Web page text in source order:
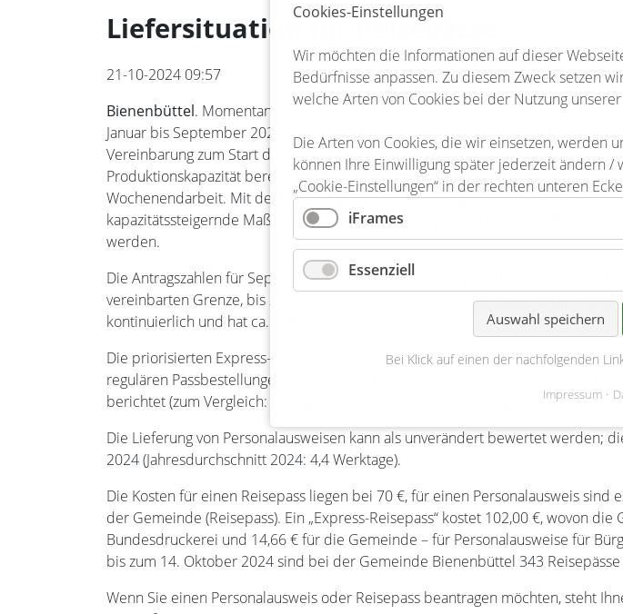
Liefersituation für Reisepässe
21-10-2024 09:57
Bienenbüttel. Momentan kommt es zu einer hohen Wartezeit bei der
Januar bis September 2024 bereits die Menge erreicht hat, die innerhalb des
Vereinbarung zum Start der Reisepassgeneration im Jahr 2017 (60.000 Pässe
Produktionskapazität bereits ausgeweitet auf aktuell bis zu 140.000 Pässe je
Wochenendarbeit. Mit der für Anfang des Jahres 2025 geplanten
kapazitätssteigernde Maßnahmen für eine Fertigung bis zu maximal 180.000
werden.
Die Antragszahlen für September erreichten den bislang niedrigsten
vereinbarten Grenze, bis zu der die vereinbarten Lieferzeiten gelten. Der
kontinuierlich und hat ca. 60% einer Monats-Produktionsmenge erreicht.
Die priorisierten Express-Passbestellungen konnten im September 2024 mit
regulären Passbestellungen wird von der Bundesdruckerei GmbH mit Stand
berichtet (zum Vergleich: im August 2024 waren es 39 Werktage).
Die Lieferung von Personalausweisen kann als unverändert bewertet
2024 (Jahresdurchschnitt 2024: 4,4 Werktage).
Die Kosten für einen Reisepass liegen bei 70 €, für einen Personalausweis
der Gemeinde (Reisepass). Ein „Express-Reisepass“ kostet 102,00 €, wovon
Bundesdruckerei und 14,66 € für die Gemeinde – für Personalausweise für
bis zum 14. Oktober 2024 sind bei der Gemeinde Bienenbüttel 343
Wenn Sie einen Personalausweis oder Reisepass beantragen möchten, steht
Cookies-Einstellungen
Wir möchten die Informationen auf dieser
Bedürfnisse anpassen. Zu diesem Zweck setzen
welche Arten von Cookies bei der Nutzung
Die Arten von Cookies, die wir einsetzen, werden
können Ihre Einwilligung später jederzeit ändern
„Cookie-Einstellungen“ in der rechten unteren
iFrames
Essenziell
Auswahl speichern
Bei Klick auf einen der nachfolgenden
Impressum